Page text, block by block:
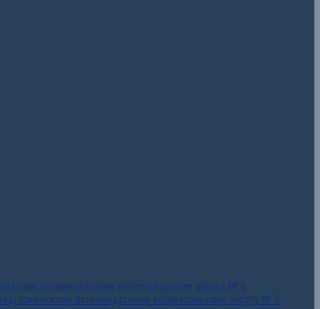
пятимандатному избирательному округу № 4
пятимандатному избирательному округу № 5